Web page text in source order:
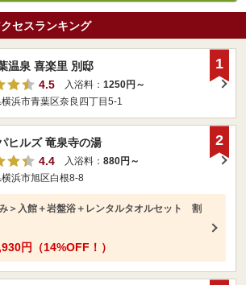
セスランキング
温泉 喜楽里 別邸
4.5
入浴料： 1250円～
浜市青葉区奈良四丁目5-1
1
ヒルズ 竜泉寺の湯
4.4
入浴料： 880円～
浜市旭区白根8-8
＞入館＋岩盤浴＋レンタルタオルセット 割
円（14%OFF！）
2